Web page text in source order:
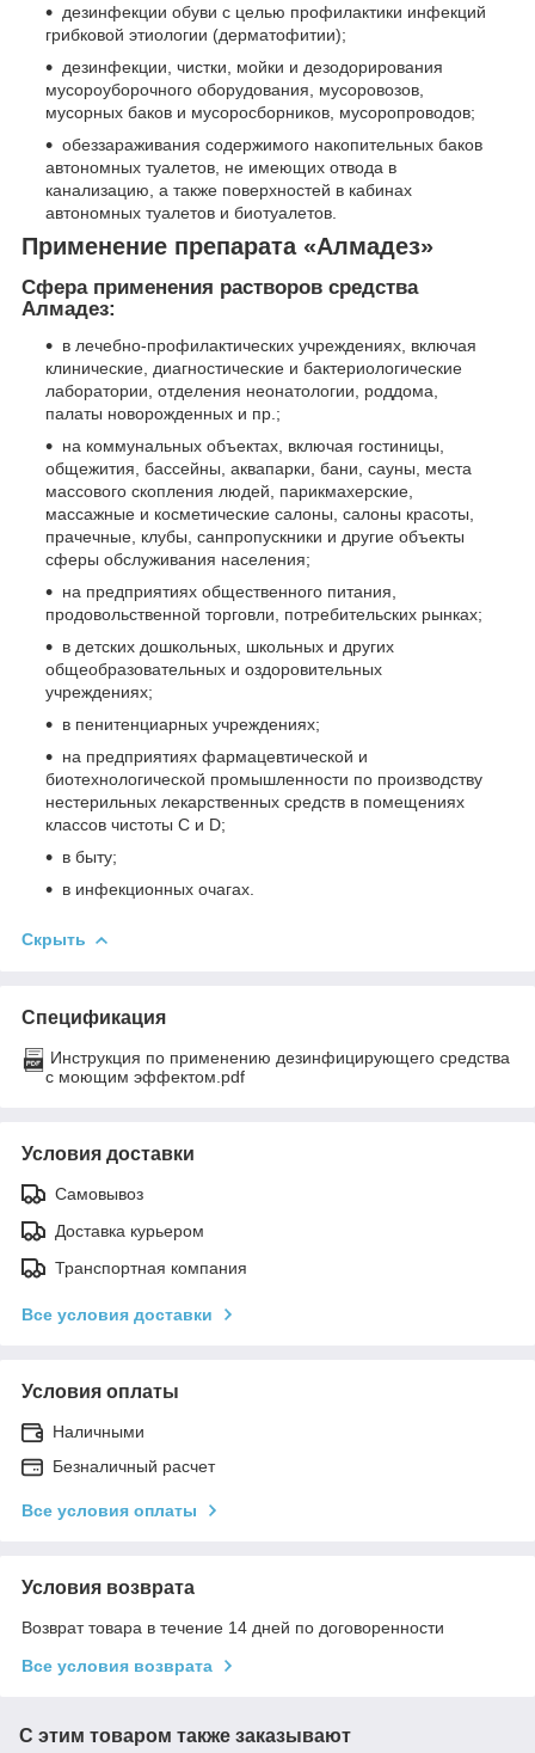
дезинфекции обуви с целью профилактики инфекций
грибковой этиологии (дерматофитии);
дезинфекции, чистки, мойки и дезодорирования
мусороуборочного оборудования, мусоровозов,
мусорных баков и мусоросборников, мусоропроводов;
обеззараживания содержимого накопительных баков
автономных туалетов, не имеющих отвода в
канализацию, а также поверхностей в кабинах
автономных туалетов и биотуалетов.
Применение препарата «Алмадез»
Сфера применения растворов средства
Алмадез:
в лечебно-профилактических учреждениях, включая
клинические, диагностические и бактериологические
лаборатории, отделения неонатологии, роддома,
палаты новорожденных и пр.;
на коммунальных объектах, включая гостиницы,
общежития, бассейны, аквапарки, бани, сауны, места
массового скопления людей, парикмахерские,
массажные и косметические салоны, салоны красоты,
прачечные, клубы, санпропускники и другие объекты
сферы обслуживания населения;
на предприятиях общественного питания,
продовольственной торговли, потребительских рынках;
в детских дошкольных, школьных и других
общеобразовательных и оздоровительных
учреждениях;
в пенитенциарных учреждениях;
на предприятиях фармацевтической и
биотехнологической промышленности по производству
нестерильных лекарственных средств в помещениях
классов чистоты C и D;
в быту;
в инфекционных очагах.
Скрыть
Спецификация
Инструкция по применению дезинфицирующего средства
с моющим эффектом.pdf
Условия доставки
Самовывоз
Доставка курьером
Транспортная компания
Все условия доставки
Условия оплаты
Наличными
Безналичный расчет
Все условия оплаты
Условия возврата
Возврат товара в течение 14 дней по договоренности
Все условия возврата
С этим товаром также заказывают